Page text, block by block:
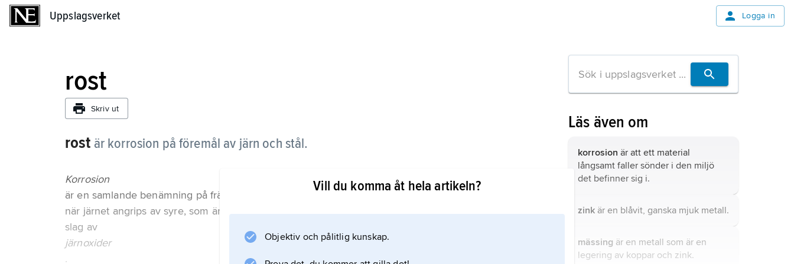
Uppslagsverket Logga in
rost
Skriv ut
rost är korrosion på föremål av järn och stål.
Korrosion
är en samlande benämning på frätande kemiska angrepp på föremål av metall. Rost uppstår
när järnet angrips av syre, som är löst i vatten. Rost är alltså föreningar av järn och syre, olika
slag av
järnoxider
.
Vill du komma åt hela artikeln?
Objektiv och pålitlig kunskap.
Läs även om
korrosion är att ett material
långsamt faller sönder i den miljö
det befinner sig i.
zink är en blåvit, ganska mjuk metall.
mässing är en metall som är en
legering av koppar och zink.